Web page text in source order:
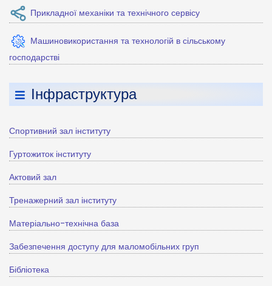
Прикладної механіки та технічного сервісу
Машиновикористання та технологій в сільському
господарстві
Інфраструктура
Спортивний зал інституту
Гуртожиток інституту
Актовий зал
Тренажерний зал інституту
Матеріально-технічна база
Забезпечення доступу для маломобільних груп
Бібліотека